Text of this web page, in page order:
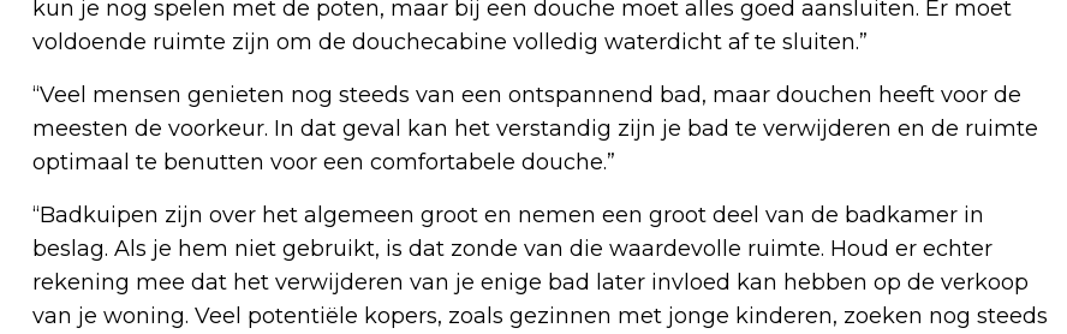
kun je nog spelen met de poten, maar bij een douche moet alles goed aansluiten. Er moet
voldoende ruimte zijn om de douchecabine volledig waterdicht af te sluiten.”
“Veel mensen genieten nog steeds van een ontspannend bad, maar douchen heeft voor de
meesten de voorkeur. In dat geval kan het verstandig zijn je bad te verwijderen en de ruimte
optimaal te benutten voor een comfortabele douche.”
“Badkuipen zijn over het algemeen groot en nemen een groot deel van de badkamer in
beslag. Als je hem niet gebruikt, is dat zonde van die waardevolle ruimte. Houd er echter
rekening mee dat het verwijderen van je enige bad later invloed kan hebben op de verkoop
van je woning. Veel potentiële kopers, zoals gezinnen met jonge kinderen, zoeken nog steeds